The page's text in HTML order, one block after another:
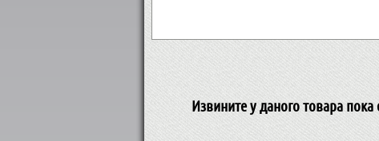
Извините у даного товара